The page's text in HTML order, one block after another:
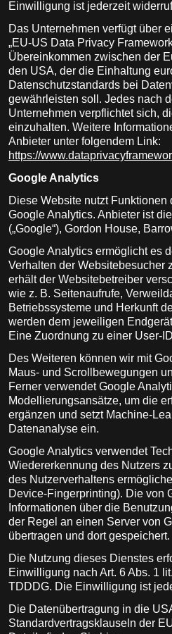
Einwilligung ist jederzeit
Das Unternehmen verfügt über
„EU-US Data Privacy
Übereinkommen zwischen der
den USA, der die Einhaltung
Datenschutzstandards bei
gewährleisten soll. Jedes nach
Unternehmen verpflichtet sich,
einzuhalten. Weitere
Anbieter unter folgendem Link:
https://
Google Analytics
Diese Website nutzt
Google Analytics. Anbieter ist
(„Google“), Gordon House,
Google Analytics ermöglicht es
Verhalten der Websitebesucher
erhält der Websitebetreiber
wie z. B. Seitenaufrufe,
Betriebssysteme und Herkunft
werden dem jeweiligen
Eine Zuordnung zu einer User-
Des Weiteren können wir mit
Maus- und Scrollbewegungen
Ferner verwendet Google
Modellierungsansätze, um die
ergänzen und setzt Machine-
Datenanalyse ein.
Google Analytics verwendet
Wiedererkennung des Nutzers
des Nutzerverhaltens
Device-Fingerprinting). Die von
Informationen über die
der Regel an einen Server von
übertragen und dort gespeichert.
Die Nutzung dieses Dienstes
Einwilligung nach Art. 6 Abs. 1
TDDDG. Die Einwilligung ist
Die Datenübertragung in die
Standardvertragsklauseln der